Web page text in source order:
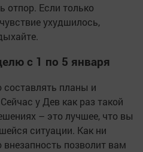
отпор. Если только
ухудшилось,
с 1 по 5 января
составлять планы и
у Дев как раз такой
– это лучшее, что вы
ситуации. Как ни
позволит вам